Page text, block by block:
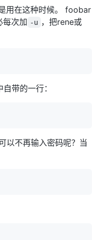
用在这种时候。 foobar
每次加 -u ，把rene或
带的一行：
以不再输入密码呢？当